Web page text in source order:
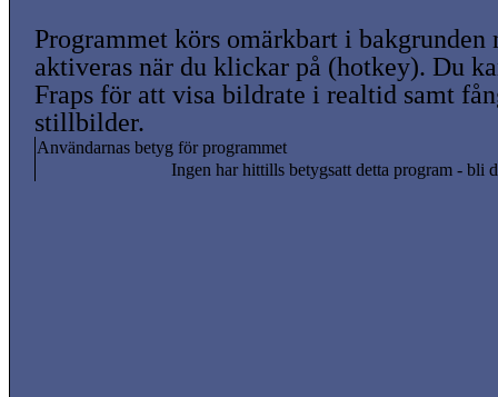
Programmet körs omärkbart i bakgrunden
aktiveras när du klickar på (hotkey). Du
Fraps för att visa bildrate i realtid samt
stillbilder.
Användarnas betyg för programmet
Ingen har hittills betygsatt detta program - bli